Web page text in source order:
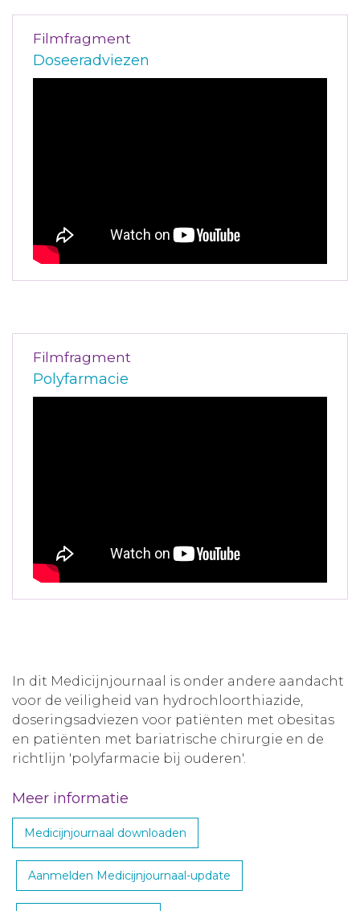
Filmfragment
Doseeradviezen
Filmfragment
Polyfarmacie
In dit Medicijnjournaal is onder andere aandacht
voor de veiligheid van hydrochloorthiazide,
doseringsadviezen voor patiënten met obesitas
en patiënten met bariatrische chirurgie en de
richtlijn 'polyfarmacie bij ouderen'.
Meer informatie
Medicijnjournaal downloaden
Aanmelden Medicijnjournaal-update